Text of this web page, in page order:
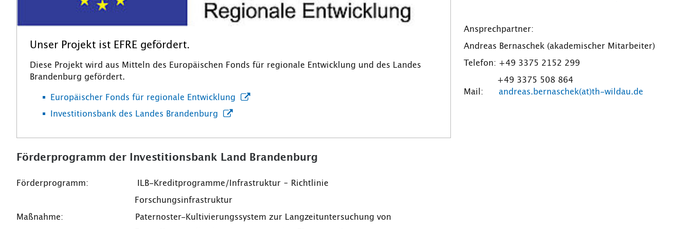
Unser Projekt ist EFRE gefördert.
Diese Projekt wird aus Mitteln des Europäischen Fonds für regionale Entwicklung und des Landes
Brandenburg gefördert.
Europäischer Fonds für regionale Entwicklung
Investitionsbank des Landes Brandenburg
Förderprogramm der Investitionsbank Land Brandenburg
Förderprogramm: ILB-Kreditprogramme/Infrastruktur – Richtlinie
Forschungsinfrastruktur
Maßnahme: Paternoster-Kultivierungssystem zur Langzeituntersuchung von
Ansprechpartner:
Andreas Bernaschek (akademischer Mitarbeiter)
Telefon: +49 3375 2152 299
+49 3375 508 864
Mail: andreas.bernaschek(at)th-wildau.de